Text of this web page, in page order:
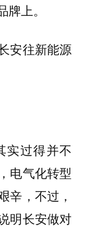
上。
安往新能源
实过得并不
电气化转型
辛，不过，
明长安做对